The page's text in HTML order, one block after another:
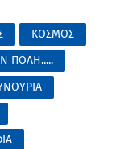
ΚΟΣΜΟΣ
ΠΟΛΗ.....